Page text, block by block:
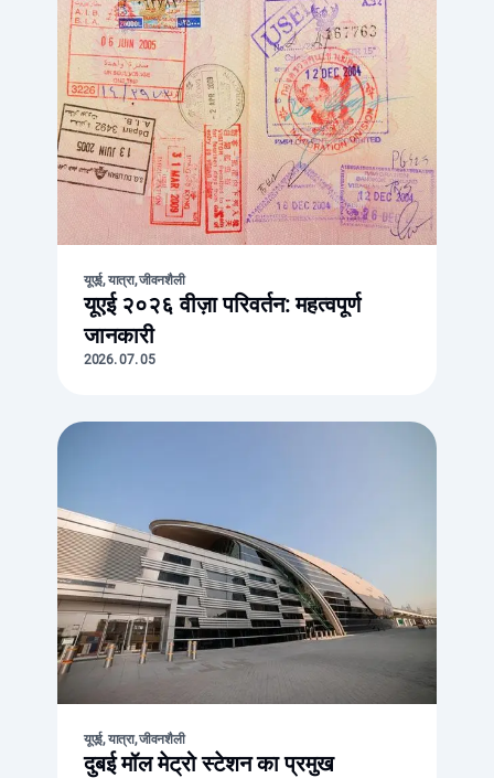
यूएई, यात्रा, जीवनशैली
यूएई २०२६ वीज़ा परिवर्तन: महत्वपूर्ण
जानकारी
2026. 07. 05
यूएई, यात्रा, जीवनशैली
दुबई मॉल मेट्रो स्टेशन का प्रमुख